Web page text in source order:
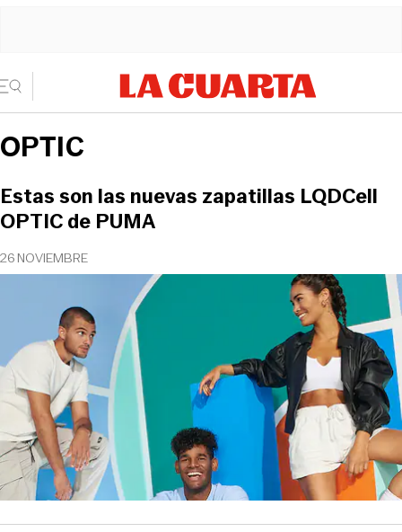
OPTIC
26 NOVIEMBRE
Estas son las nuevas zapatillas LQDCell
OPTIC de PUMA